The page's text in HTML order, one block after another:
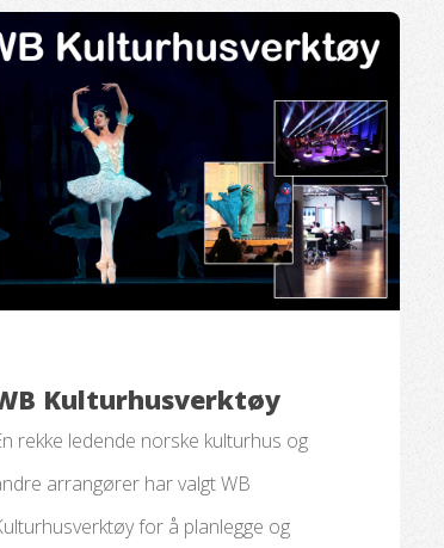
Kulturhusverktøy
rekke ledende norske kulturhus og
arrangører har valgt WB
for å planlegge og